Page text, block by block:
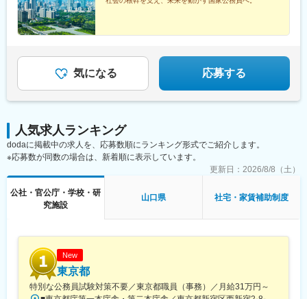
囲：各府省の定める場所
当、住居手当、扶養手当、超過勤務手当 等※2026年４月１日現在
の「一般職の職員の給与に関する法律」の規定によるものです。
気になる 応募する
人気求人ランキング
dodaに掲載中の求人を、応募数順にランキング形式でご紹介します。
※応募数が同数の場合は、新着順に表示しています。
更新日： 2026/8/8（土）
公社・官公庁・学校・研
究施設
山口県 社宅・家賃補助制度
New
東京都
特別な公務員試験対策不要／東京都職員（事務）／月給31万円～